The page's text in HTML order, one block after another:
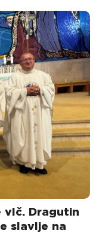
vlč. Dragutin
slavlje na